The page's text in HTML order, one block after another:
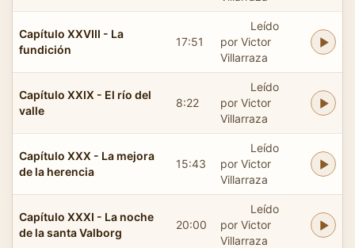
Capítulo XXVIII - La
fundición
17:51
Leído
por Victor
Villarraza
Capítulo XXIX - El río del
valle
8:22
Leído
por Victor
Villarraza
Capítulo XXX - La mejora
de la herencia
15:43
Leído
por Victor
Villarraza
Capítulo XXXI - La noche
de la santa Valborg
20:00
Leído
por Victor
Villarraza